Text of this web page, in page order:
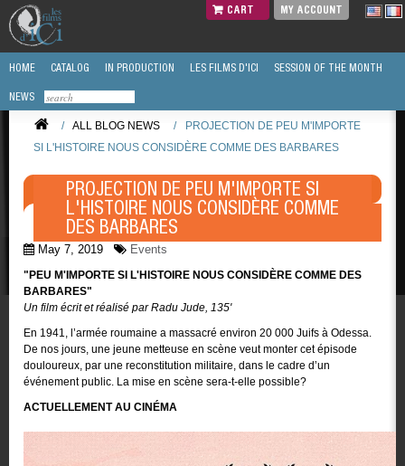
CART MY ACCOUNT
HOME CATALOG IN PRODUCTION LES FILMS D'ICI SESSION OF THE MONTH
NEWS
/ ALL BLOG NEWS /
PROJECTION DE PEU M'IMPORTE
SI L'HISTOIRE NOUS CONSIDÈRE COMME DES BARBARES
PROJECTION DE PEU M'IMPORTE SI
L'HISTOIRE NOUS CONSIDÈRE COMME
DES BARBARES
May 7, 2019 Events
"PEU M'IMPORTE SI L'HISTOIRE NOUS CONSIDÈRE COMME DES
BARBARES"
Un film écrit et réalisé par Radu Jude, 135'
En 1941, l’armée roumaine a massacré environ 20 000 Juifs à Odessa.
De nos jours, une jeune metteuse en scène veut monter cet épisode
douloureux, par une reconstitution militaire, dans le cadre d’un
événement public. La mise en scène sera-t-elle possible?
ACTUELLEMENT AU CINÉMA